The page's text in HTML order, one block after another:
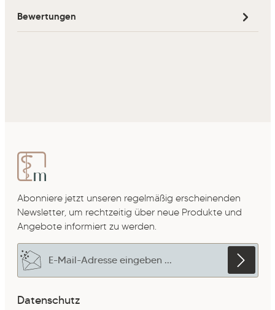
Bewertungen
Abonniere jetzt unseren regelmäßig erscheinenden
Newsletter, um rechtzeitig über neue Produkte und
Angebote informiert zu werden.
E-Mail-Adresse*
Datenschutz